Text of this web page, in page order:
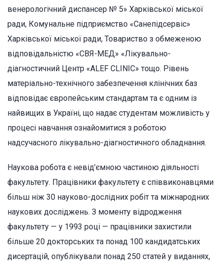
венерологічний диспансер № 5» Харківської міської
ради, Комунальне підприємство «Санепідсервіс»
Харківської міської ради, Товариство з обмеженою
відповідальністю «СВЯ-МЕД» «Лікувально-
діагностичний Центр «ALEF CLINIC» тощо. Рівень
матеріально-технічного забезпечення клінічних баз
відповідає європейським стандартам та є одним із
найвищих в Україні, що надає студентам можливість у
процесі навчання ознайомитися з роботою
надсучасного лікувально-діагностичного обладнання.
Наукова робота є невід’ємною частиною діяльності
факультету. Працівники факультету є співвиконавцями
більш ніж 30 науково-дослідних робіт та міжнародних
наукових досліджень. З моменту відродження
факультету — у 1993 році — працівники захистили
більше 20 докторських та понад 100 кандидатських
дисертацій, опублікували понад 250 статей у виданнях,